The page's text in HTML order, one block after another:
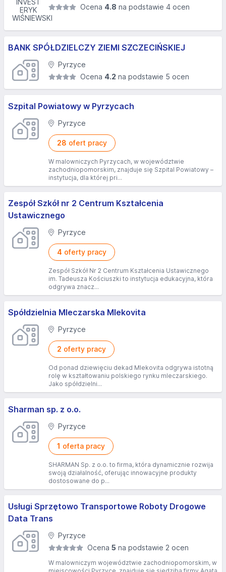
Ocena 4.8 na podstawie 4 ocen
BANK SPÓŁDZIELCZY ZIEMI SZCZECIŃSKIEJ
Pyrzyce
Ocena 4.2 na podstawie 5 ocen
Szpital Powiatowy w Pyrzycach
Pyrzyce
28 ofert pracy
W malowniczych Pyrzycach, w województwie
zachodniopomorskim, znajduje się Szpital Powiatowy –
instytucja, dla której pri...
Zespół Szkół nr 2 Centrum Kształcenia
Ustawicznego
Pyrzyce
4 oferty pracy
Zespół Szkół Nr 2 Centrum Kształcenia Ustawicznego
im. Tadeusza Kościuszki to instytucja edukacyjna, która
odgrywa znacz...
Spółdzielnia Mleczarska Mlekovita
Pyrzyce
2 oferty pracy
Od ponad dziewięciu dekad Mlekovita odgrywa istotną
rolę w kształtowaniu polskiego rynku mleczarskiego.
Jako spółdzielni...
Sharman sp. z o.o.
Pyrzyce
1 oferta pracy
SHARMAN Sp. z o.o. to firma, która dynamicznie rozwija
swoją działalność, oferując innowacyjne produkty
dostosowane do p...
Usługi Sprzętowo Transportowe Roboty Drogowe
Data Trans
Pyrzyce
Ocena 5 na podstawie 2 ocen
W malowniczym województwie zachodniopomorskim, w